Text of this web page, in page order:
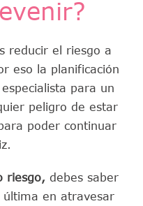
reducir el riesgo a
eso la planificación
para un
peligro de estar
poder continuar
riesgo, debes saber
en atravesar